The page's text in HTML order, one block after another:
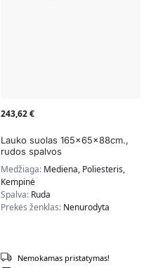
243,62€
Lauko suolas 165x65x88cm.,
rudos spalvos
Medžiaga: Mediena, Poliesteris,
Kempinė
Spalva: Ruda
Prekės ženklas: Nenurodyta
Nemokamas pristatymas!